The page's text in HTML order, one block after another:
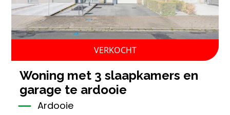
VERKOCHT
woning met 3 slaapkamers en
garage te ardooie
Ardooie